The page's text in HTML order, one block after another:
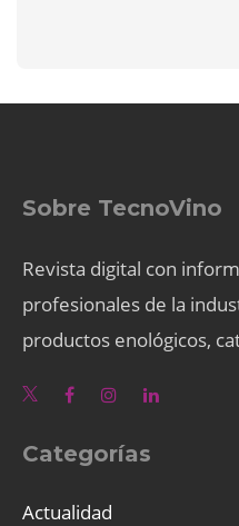
Sobre TecnoVino
Revista digital con
profesionales de la
productos enológicos,
Categorías
Actualidad